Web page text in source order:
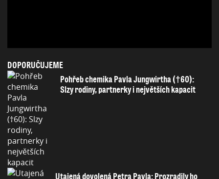
DOPORUČUJEME
Pohřeb chemika Pavla Jungwirtha (†60):
Slzy rodiny, partnerky i největších kapacit